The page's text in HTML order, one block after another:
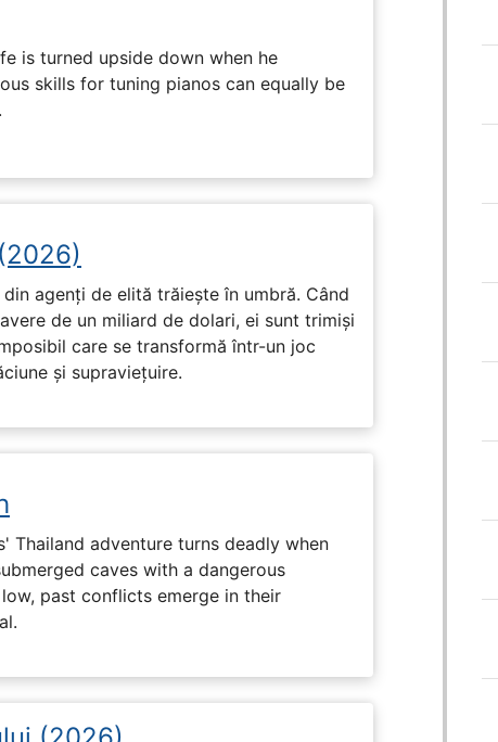
is turned upside down when he
skills for tuning pianos can equally be
agenți de elită trăiește în umbră. Când
de un miliard de dolari, ei sunt trimiși
care se transformă într-un joc
și supraviețuire.
Thailand adventure turns deadly when
caves with a dangerous
past conflicts emerge in their